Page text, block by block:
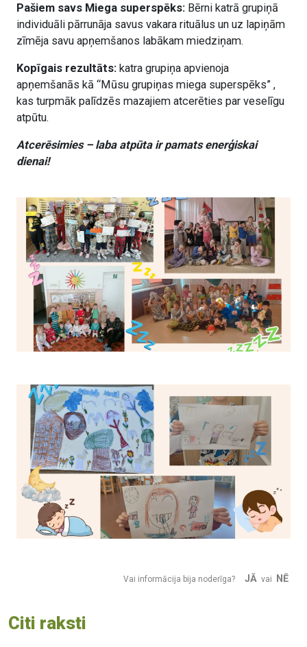
Pašiem savs Miega superspēks: Bērni katrā grupiņā
individuāli pārrunāja savus vakara rituālus un uz lapiņām
zīmēja savu apņemšanos labākam miedziņam.
Kopīgais rezultāts: katra grupiņa apvienoja
apņemšanās kā “Mūsu grupiņas miega superspēks” ,
kas turpmāk palīdzēs mazajiem atcerēties par veselīgu
atpūtu.
Atcerēsimies – laba atpūta ir pamats enerģiskai
dienai!
Vai informācija bija noderīga? JĀ vai NĒ
Citi raksti